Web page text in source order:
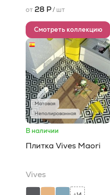
от 28 Р/ шт
Смотреть коллекцию
Матовая
Неполированная
В наличии
Плитка Vives Maori
Vives